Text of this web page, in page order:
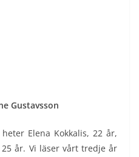
Gustavsson
Elena Kokkalis, 22 år,
25 år. Vi läser vårt tredje år